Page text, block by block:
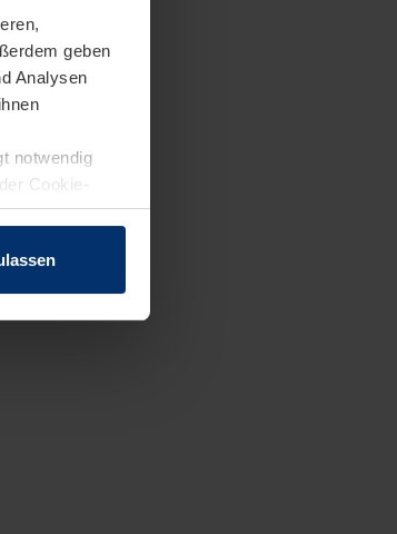
geben
Analysen
notwendig
Cookie-